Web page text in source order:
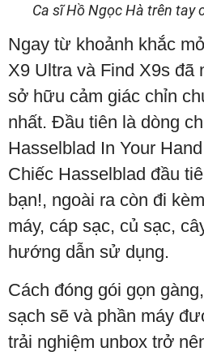
Ca sĩ Hồ Ngọc Hà trên tay
Ngay từ khoảnh khắc
X9 Ultra và Find X9s đã
sở hữu cảm giác chỉn
nhất. Đầu tiên là dòng
Hasselblad In Your
Chiếc Hasselblad đầu
bạn!, ngoài ra còn đi
máy, cáp sạc, củ sạc,
hướng dẫn sử dụng.
Cách đóng gói gọn
sạch sẽ và phần máy
trải nghiệm unbox trở